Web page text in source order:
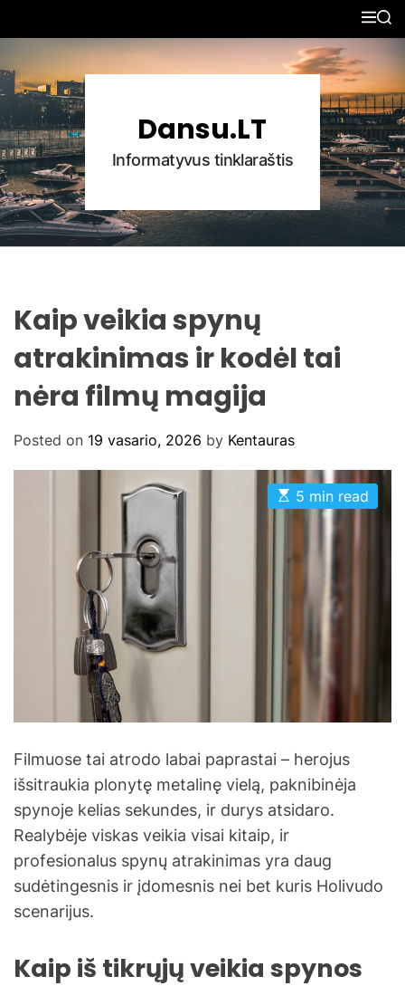
p
t
o
c
o
n
t
e
M
U
S
C
H
Dansu.LT
Informatyvus tinklaraštis
Kaip veikia spynų
atrakinimas ir kodėl tai
nėra filmų magija
Posted on 19 vasario, 2026 by Kentauras
E
s
e
5 min read
Filmuose tai atrodo labai paprastai – herojus
išsitraukia plonytę metalinę vielą, paknibinėja
spynoje kelias sekundes, ir durys atsidaro.
Realybėje viskas veikia visai kitaip, ir
profesionalus spynų atrakinimas yra daug
sudėtingesnis ir įdomesnis nei bet kuris Holivudo
scenarijus.
Kaip iš tikrųjų veikia spynos